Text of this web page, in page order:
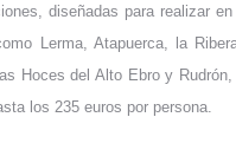
diseñadas para realizar en
Lerma, Atapuerca, la
Hoces del Alto Ebro y
los 235 euros por persona.